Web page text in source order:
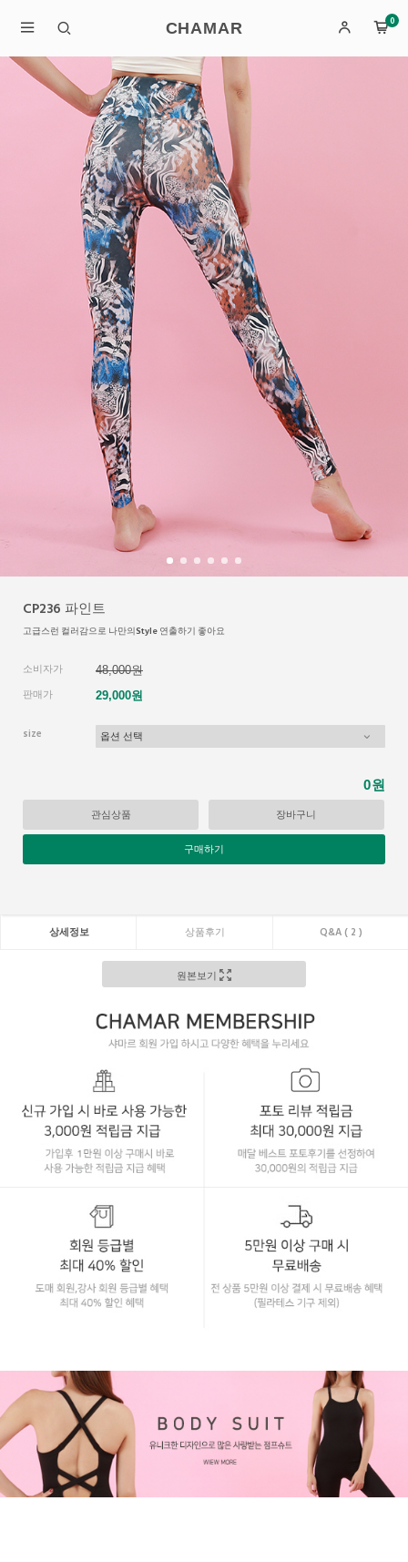
CHAMAR 0
CP236 파인트
고급스런 컬러감으로 나만의Style 연출하기 좋아요
소비자가
48,000원
판매가
29,000원
size
0원
관심상품 장바구니
구매하기
상세정보 상품후기 Q&A ( 2 )
원본보기